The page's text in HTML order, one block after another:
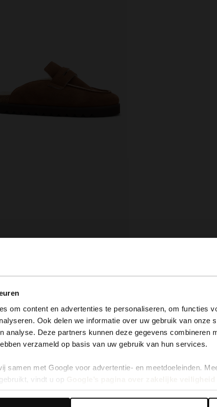
om content en advertenties te personaliseren, om functies
Ook delen we informatie over uw gebruik van onze
analyse. Deze partners kunnen deze gegevens combineren
verzameld op basis van uw gebruik van hun services.
samen met Google voor advertentie- en meetdoeleinden.
vindt u op
View this website in English?
It looks like your language isn't Dutch. Would you
switch to English?
Yes, switch to English No, stay in Dutch